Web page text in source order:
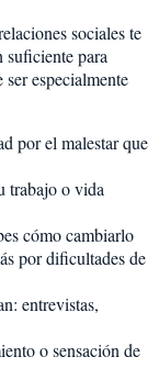
sociales te
suficiente para
especialmente
por el malestar que
trabajo o vida
cómo cambiarlo
por dificultades de
entrevistas,
o sensación de